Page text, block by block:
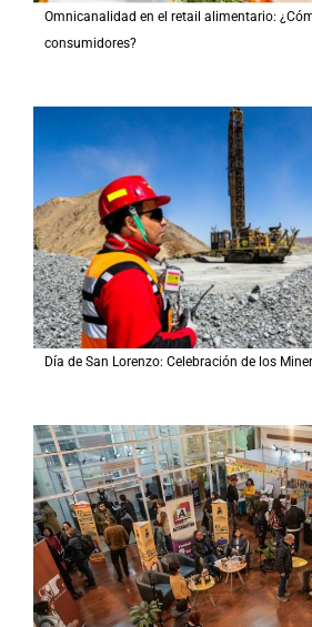
Omnicanalidad en el retail alimentario:
consumidores?
Día de San Lorenzo: Celebración de los